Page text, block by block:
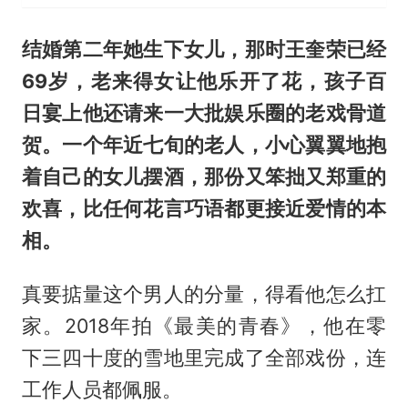
结婚第二年她生下女儿，那时王奎荣已经
69岁，老来得女让他乐开了花，孩子百
日宴上他还请来一大批娱乐圈的老戏骨道
贺。一个年近七旬的老人，小心翼翼地抱
着自己的女儿摆酒，那份又笨拙又郑重的
欢喜，比任何花言巧语都更接近爱情的本
相。
真要掂量这个男人的分量，得看他怎么扛
家。2018年拍《最美的青春》，他在零
下三四十度的雪地里完成了全部戏份，连
工作人员都佩服。